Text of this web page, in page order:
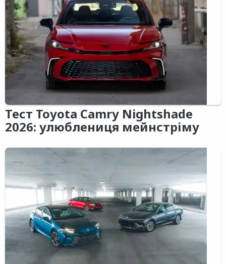
Тест Toyota Camry Nightshade
2026: улюблениця мейнстріму